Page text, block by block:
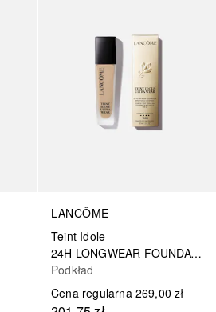
LANCÔME
Teint Idole
24H LONGWEAR FOUNDATION
Podkład
Cena regularna 269,00 zł